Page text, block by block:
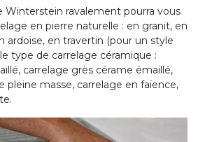
Winterstein ravalement pourra vous
en pierre naturelle : en granit, en
ardoise, en travertin (pour un style
type de carrelage céramique :
carrelage grès cérame émaillé,
pleine masse, carrelage en faïence,